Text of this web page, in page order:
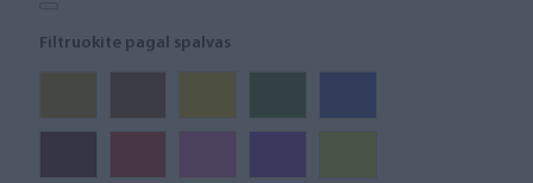
Filtruokite pagal spalvas